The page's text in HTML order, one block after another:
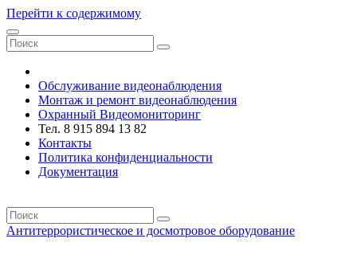
Перейти к содержимому
Обслуживание видеонаблюдения
Монтаж и ремонт видеонаблюдения
Охранный Видеомониторинг
Тел. 8 915 894 13 82
Контакты
Политика конфиденциальности
Документация
Антитеррористическое и досмотровое оборудование